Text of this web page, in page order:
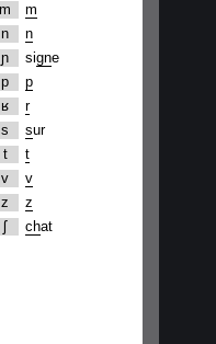
m
m
n
n
ɲ
signe
p
p
ʁ
r
s
sur
t
t
v
v
z
z
ʃ
chat